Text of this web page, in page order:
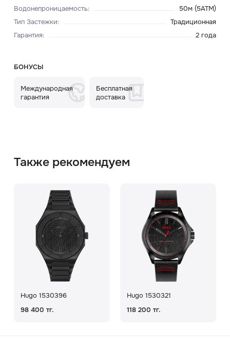
Водонепроницаемость:
50м (5ATM)
Тип Застежки:
Традиционная
Гарантия: 2 года
БОНУСЫ
Международная
гарантия
Бесплатная
доставка
Также рекомендуем
Hugo 1530396
98 400 тг.
Hugo 1530321
118 200 тг.